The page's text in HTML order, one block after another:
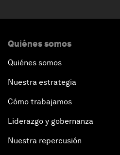
Quiénes somos
Quiénes somos
Nuestra estrategia
Cómo trabajamos
Liderazgo y gobernanza
Nuestra repercusión